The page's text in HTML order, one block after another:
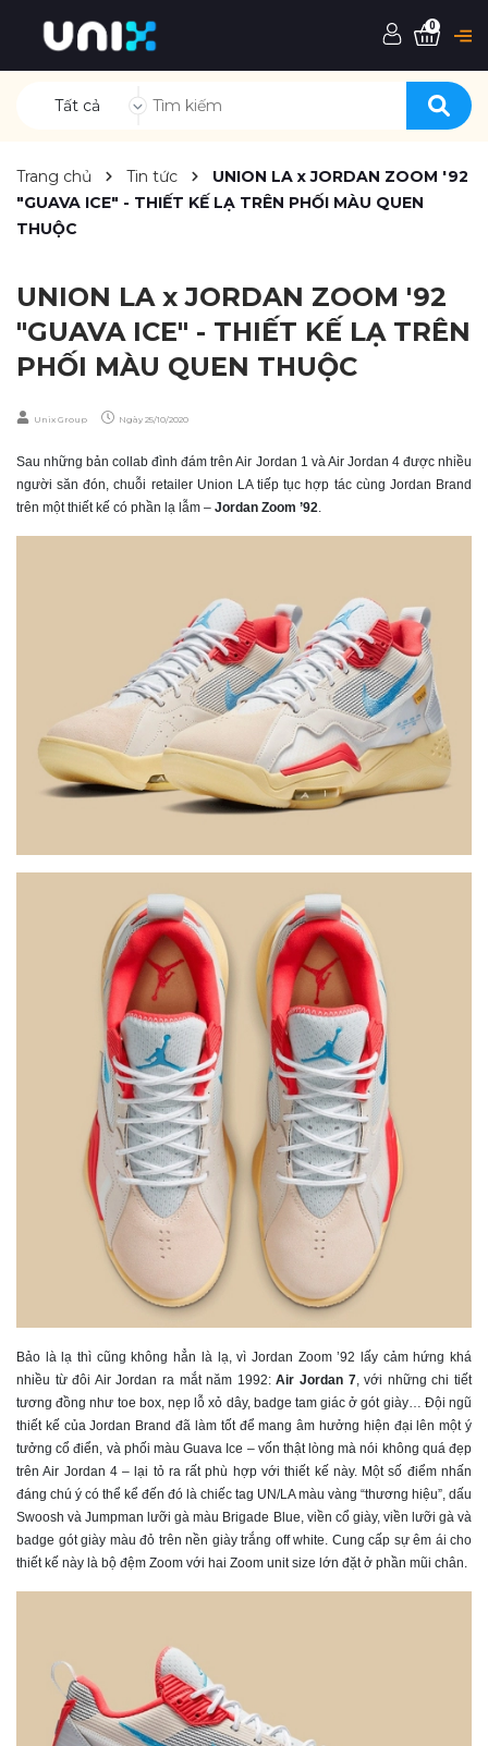
Tất cả
0
Trang chủ Tin tức
UNION LA x JORDAN ZOOM '92
"GUAVA ICE" - THIẾT KẾ LẠ TRÊN PHỐI MÀU QUEN
THUỘC
UNION LA x JORDAN ZOOM '92
"GUAVA ICE" - THIẾT KẾ LẠ TRÊN
PHỐI MÀU QUEN THUỘC
Unix Group Ngày 25/10/2020
Sau những bản collab đình đám trên Air Jordan 1 và Air Jordan 4 được nhiều
người săn đón, chuỗi retailer Union LA tiếp tục hợp tác cùng Jordan Brand
trên một thiết kế có phần lạ lẫm – Jordan Zoom ’92.
Bảo là lạ thì cũng không hẳn là lạ, vì Jordan Zoom ’92 lấy cảm hứng khá
nhiều từ đôi Air Jordan ra mắt năm 1992:Air Jordan 7, với những chi tiết
tương đồng như toe box, nẹp lỗ xỏ dây, badge tam giác ở gót giày… Đội ngũ
thiết kế của Jordan Brand đã làm tốt để mang âm hưởng hiện đại lên một ý
tưởng cổ điển, và phối màu Guava Ice – vốn thật lòng mà nói không quá đẹp
trên Air Jordan 4 – lại tỏ ra rất phù hợp với thiết kế này. Một số điểm nhấn
đáng chú ý có thể kể đến đó là chiếc tag UN/LA màu vàng “thương hiệu”, dấu
Swoosh và Jumpman lưỡi gà màu Brigade Blue, viền cổ giày, viền lưỡi gà và
badge gót giày màu đỏ trên nền giày trắng off white. Cung cấp sự êm ái cho
thiết kế này là bộ đệm Zoom với hai Zoom unit size lớn đặt ở phần mũi chân.